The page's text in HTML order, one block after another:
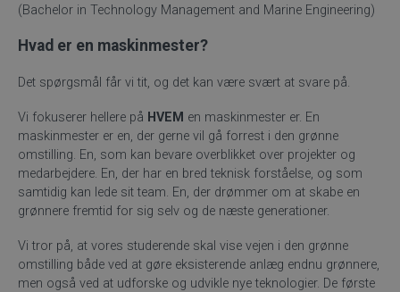
(Bachelor in Technology Management and Marine Engineering)
Hvad er en maskinmester?
Det spørgsmål får vi tit, og det kan være svært at svare på.
Vi fokuserer hellere på HVEM en maskinmester er. En
maskinmester er en, der gerne vil gå forrest i den grønne
omstilling. En, som kan bevare overblikket over projekter og
medarbejdere. En, der har en bred teknisk forståelse, og som
samtidig kan lede sit team. En, der drømmer om at skabe en
grønnere fremtid for sig selv og de næste generationer.
Vi tror på, at vores studerende skal vise vejen i den grønne
omstilling både ved at gøre eksisterende anlæg endnu grønnere,
men også ved at udforske og udvikle nye teknologier. De første